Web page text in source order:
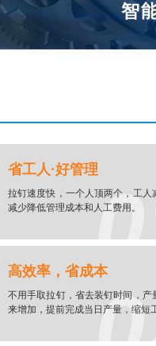
智
省工人·好管理
拉钉速度快，一个人顶两个，工人
减少降低管理成本和人工费用。
高效率，省成本
不用手取拉钉，省去装钉时间，产
来增加，提前完成当日产量，缩短